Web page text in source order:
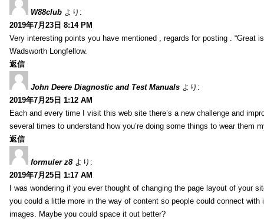
W88club より:
2019年7月23日 8:14 PM
Very interesting points you have mentioned , regards for posting . “Great
Wadsworth Longfellow.
返信
John Deere Diagnostic and Test Manuals より:
2019年7月25日 1:12 AM
Each and every time I visit this web site there’s a new challenge and
several times to understand how you’re doing some things to wear them
返信
formuler z8 より:
2019年7月25日 1:17 AM
I was wondering if you ever thought of changing the page layout of your
you could a little more in the way of content so people could connect
images. Maybe you could space it out better?